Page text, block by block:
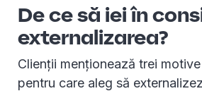
De ce să iei în
externalizarea?
Clienții menționează trei
pentru care aleg să